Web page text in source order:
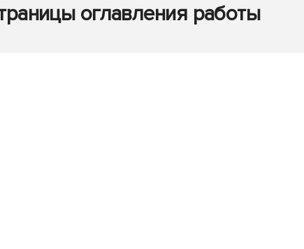
оглавления работы